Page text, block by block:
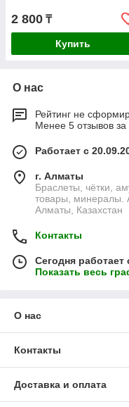
2 800 ₸
Купить
О нас
Рейтинг не
Менее 5 отзывов за
Работает с
г. Алматы
Браслеты, чётки,
товары, минералы.
Алматы, Казахстан
Контакты
Сегодня работает
Показать весь
О нас
Контакты
Доставка и оплата